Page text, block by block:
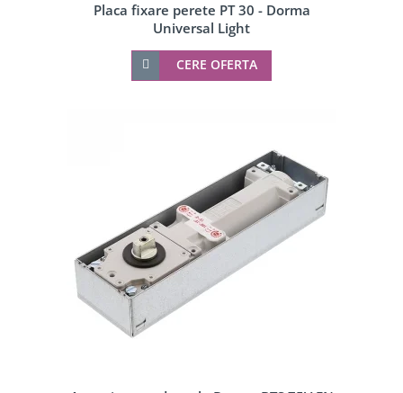
Placa fixare perete PT 30 - Dorma
Universal Light
CERE OFERTA